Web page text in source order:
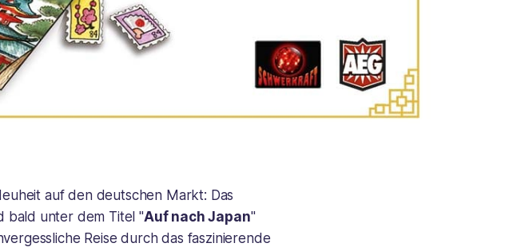
auf den deutschen Markt: Das
bald unter dem Titel "Auf nach Japan"
Reise durch das faszinierende